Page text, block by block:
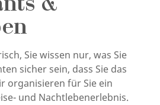
&
Sie wissen nur, was Sie
sicher sein, dass Sie das
organisieren für Sie ein
und Nachtlebenerlebnis.